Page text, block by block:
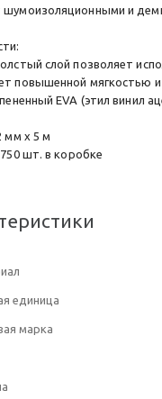
и
слой позволяет
повышенной мягкостью и
EVA (этил винил
мм х 5 м
шт. в коробке
единица
марка